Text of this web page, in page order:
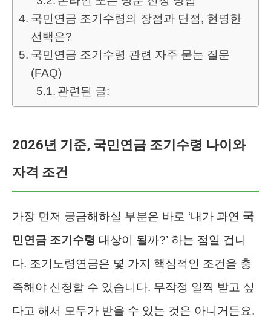
국민연금 조기수령의 장점과 단점, 현명한
선택은?
국민연금 조기수령 관련 자주 묻는 질문
(FAQ)
관련된 글:
2026년 기준, 국민연금 조기수령 나이와
자격 조건
가장 먼저 궁금해하실 부분은 바로 ‘내가 과연 국
민연금 조기수령 대상이 될까?’ 하는 점일 겁니
다. 조기노령연금은 몇 가지 핵심적인 조건을 충
족해야 신청할 수 있습니다. 무작정 일찍 받고 싶
다고 해서 모두가 받을 수 있는 것은 아니거든요.